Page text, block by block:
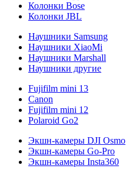
Колонки Bose
Колонки JBL
Наушники Samsung
Наушники XiaoMi
Наушники Marshall
Наушники другие
Fujifilm mini 13
Canon
Fujifilm mini 12
Polaroid Go2
Экшн-камеры DJI Osmo
Экшн-камеры Go-Pro
Экшн-камеры Insta360